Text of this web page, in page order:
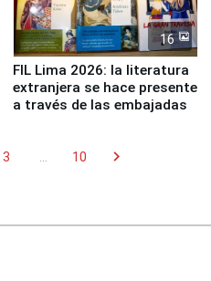
16
FIL Lima 2026: la literatura
extranjera se hace presente
a través de las embajadas
3 10 chevron_right